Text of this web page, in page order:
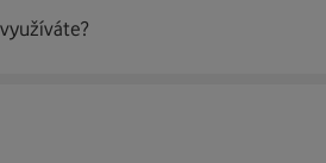
prostřednictvím několika